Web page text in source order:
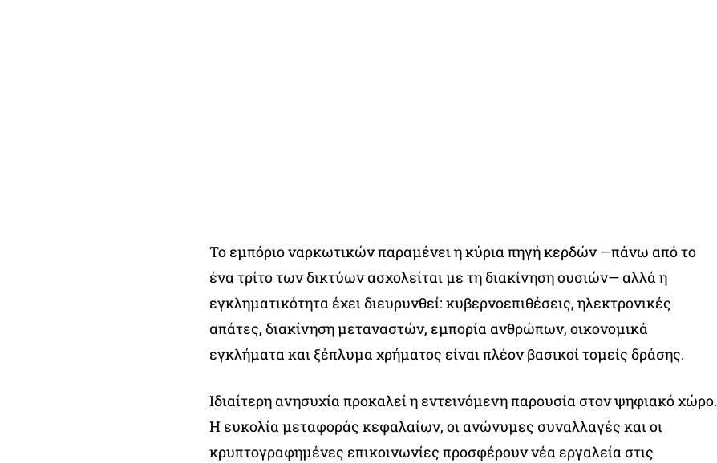
Το εμπόριο ναρκωτικών παραμένει η κύρια πηγή κερδών —πάνω από το
ένα τρίτο των δικτύων ασχολείται με τη διακίνηση ουσιών— αλλά η
εγκληματικότητα έχει διευρυνθεί: κυβερνοεπιθέσεις, ηλεκτρονικές
απάτες, διακίνηση μεταναστών, εμπορία ανθρώπων, οικονομικά
εγκλήματα και ξέπλυμα χρήματος είναι πλέον βασικοί τομείς δράσης.
Ιδιαίτερη ανησυχία προκαλεί η εντεινόμενη παρουσία στον ψηφιακό χώρο.
Η ευκολία μεταφοράς κεφαλαίων, οι ανώνυμες συναλλαγές και οι
κρυπτογραφημένες επικοινωνίες προσφέρουν νέα εργαλεία στις